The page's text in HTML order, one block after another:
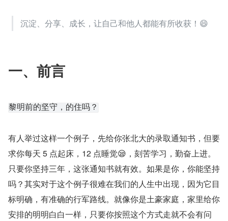
沉淀、分享、成长，让自己和他人都能有所收获！😄
一、前言
黎明前的坚守，的住吗？
有人举过这样一个例子，先给你张北大的录取通知书，但要
求你每天 5 点起床，12 点睡觉😪，刻苦学习，勤奋上进。
只要你坚持三年，这张通知书就有效。如果是你，你能坚持
吗？其实对于这个例子很难在我们的人生中出现，因为它目
标明确，有准确的行军路线。就像你是土豪家庭，家里给你
安排的明明白白一样，只要你按照这个方式走就不会有问